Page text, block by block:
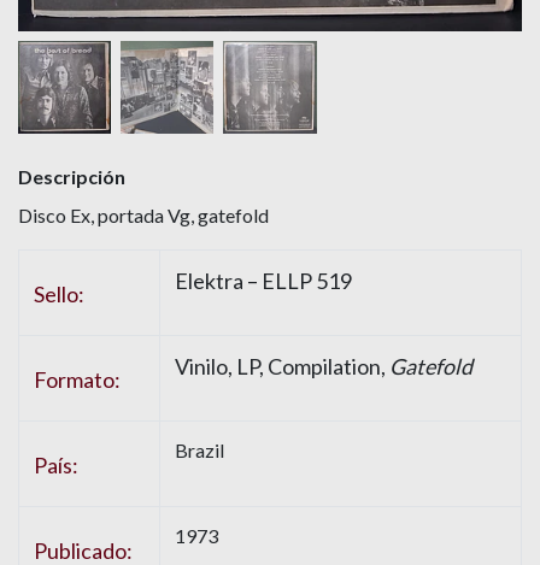
Descripción
Disco Ex, portada Vg, gatefold
Sello: Elektra – ELLP 519
Formato: Vinilo, LP, Compilation, Gatefold
País:
Brazil
Publicado:
1973